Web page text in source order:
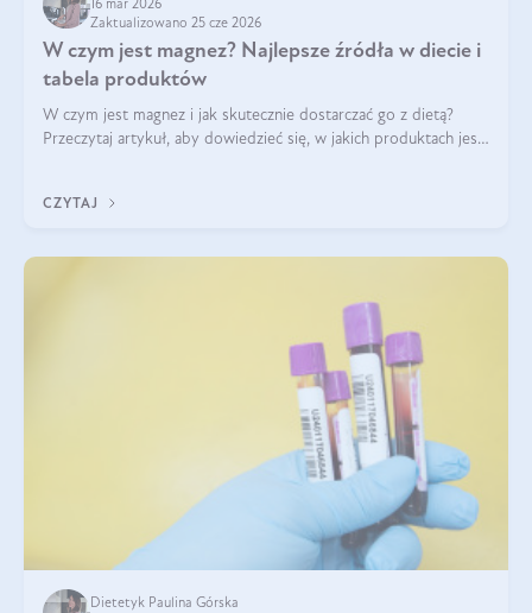
16 mar 2026
Zaktualizowano 25 cze 2026
W czym jest magnez? Najlepsze źródła w diecie i
tabela produktów
W czym jest magnez i jak skutecznie dostarczać go z dietą?
Przeczytaj artykuł, aby dowiedzieć się, w jakich produktach jest
CZYTAJ
Dietetyk Paulina Górska